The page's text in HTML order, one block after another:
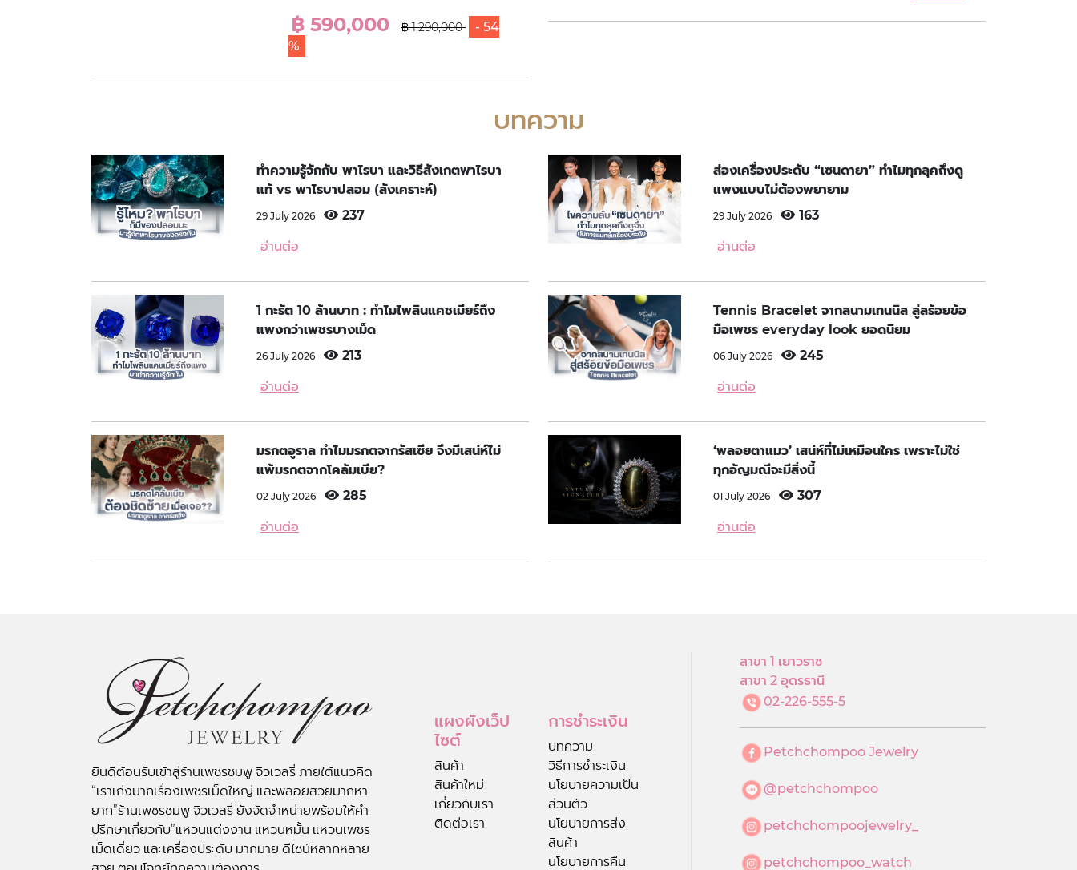
฿ 590,000 ฿ 1,290,000
- 54
%
บทความ
ทำความรู้จักกับ พาไรบา และวิธีสังเกตพาไรบา
แท้ vs พาไรบาปลอม (สังเคราะห์)
29 July 2026 237
อ่านต่อ
ส่องเครื่องประดับ “เซนดายา” ทำไมทุกลุคถึงดู
แพงแบบไม่ต้องพยายาม
29 July 2026 163
อ่านต่อ
1 กะรัต 10 ล้านบาท : ทำไมไพลินแคชเมียร์ถึง
แพงกว่าเพชรบางเม็ด
26 July 2026 213
อ่านต่อ
Tennis Bracelet จากสนามเทนนิส สู่สร้อยข้อ
มือเพชร everyday look ยอดนิยม
06 July 2026 245
อ่านต่อ
มรกตอูราล ทำไมมรกตจากรัสเซีย จึงมีเสน่ห์ไม่
แพ้มรกตจากโคลัมเบีย?
02 July 2026 285
อ่านต่อ
‘พลอยตาแมว’ เสน่ห์ที่ไม่เหมือนใคร เพราะไม่ใช่
ทุกอัญมณีจะมีสิ่งนี้
01 July 2026 307
อ่านต่อ
ยินดีต้อนรับเข้าสู่ร้านเพชรชมพู จิวเวลรี่ ภายใต้แนวคิด
“เราเก่งมากเรื่องเพชรเม็ดใหญ่ และพลอยสวยมากหา
ยาก”ร้านเพชรชมพู จิวเวลรี่ ยังจัดจำหน่ายพร้อมให้คำ
ปรึกษาเกี่ยวกับ”แหวนแต่งงาน แหวนหมั้น แหวนเพชร
เม็ดเดี่ยว และเครื่องประดับ มากมาย ดีไซน์หลากหลาย
แผงผังเว็ป
ไซต์
สินค้า
สินค้าใหม่
เกี่ยวกับเรา
ติดต่อเรา
การชำระเงิน
บทความ
วิธีการชำระเงิน
นโยบายความเป็น
ส่วนตัว
นโยบายการส่ง
สินค้า
นโยบายการคืน
สาขา 1 เยาวราช
สาขา 2 อุดรธานี
02-226-555-5
Petchchompoo Jewelry
@petchchompoo
petchchompoojewelry_
petchchompoo_watch